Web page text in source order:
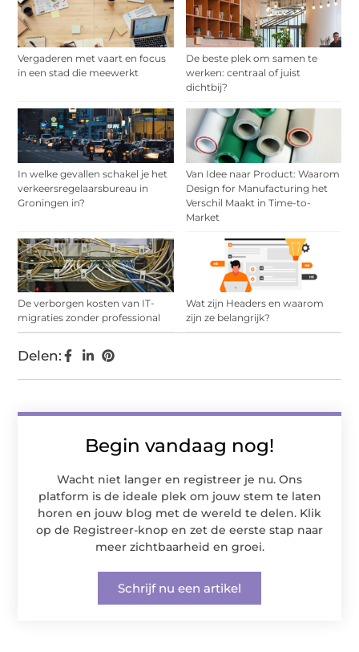
Vergaderen met vaart en focus
in een stad die meewerkt
De beste plek om samen te
werken: centraal of juist
dichtbij?
In welke gevallen schakel je het
verkeersregelaarsbureau in
Groningen in?
Van Idee naar Product: Waarom
Design for Manufacturing het
Verschil Maakt in Time-to-
Market
De verborgen kosten van IT-
migraties zonder professional
Wat zijn Headers en waarom
zijn ze belangrijk?
Begin vandaag nog!
Wacht niet langer en registreer je nu. Ons
platform is de ideale plek om jouw stem te laten
horen en jouw blog met de wereld te delen. Klik
op de Registreer-knop en zet de eerste stap naar
meer zichtbaarheid en groei.
Schrijf nu een artikel
Delen: